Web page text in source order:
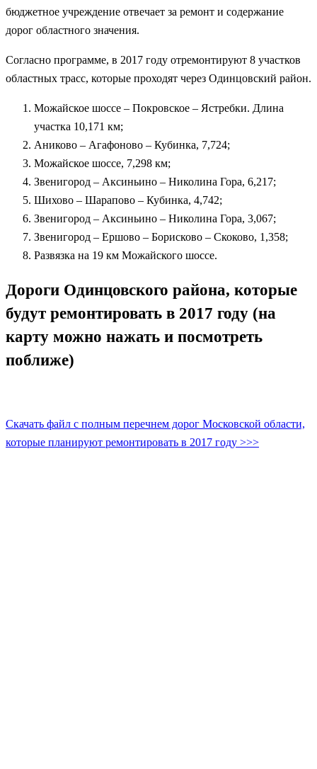
бюджетное учреждение отвечает за ремонт и содержание
дорог областного значения.
Согласно программе, в 2017 году отремонтируют 8 участков
областных трасс, которые проходят через Одинцовский район.
Можайское шоссе – Покровское – Ястребки. Длина
участка 10,171 км;
Аниково – Агафоново – Кубинка, 7,724;
Можайское шоссе, 7,298 км;
Звенигород – Аксиньино – Николина Гора, 6,217;
Шихово – Шарапово – Кубинка, 4,742;
Звенигород – Аксиньино – Николина Гора, 3,067;
Звенигород – Ершово – Борисково – Скоково, 1,358;
Развязка на 19 км Можайского шоссе.
Дороги Одинцовского района, которые
будут ремонтировать в 2017 году (на
карту можно нажать и посмотреть
поближе)
Скачать файл с полным перечнем дорог Московской области,
которые планируют ремонтировать в 2017 году >>>